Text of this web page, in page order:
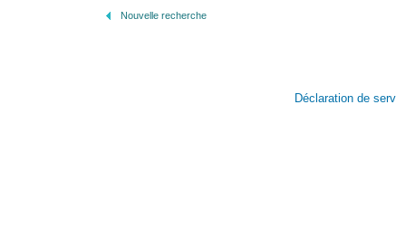
Nouvelle recherche
Déclaration de